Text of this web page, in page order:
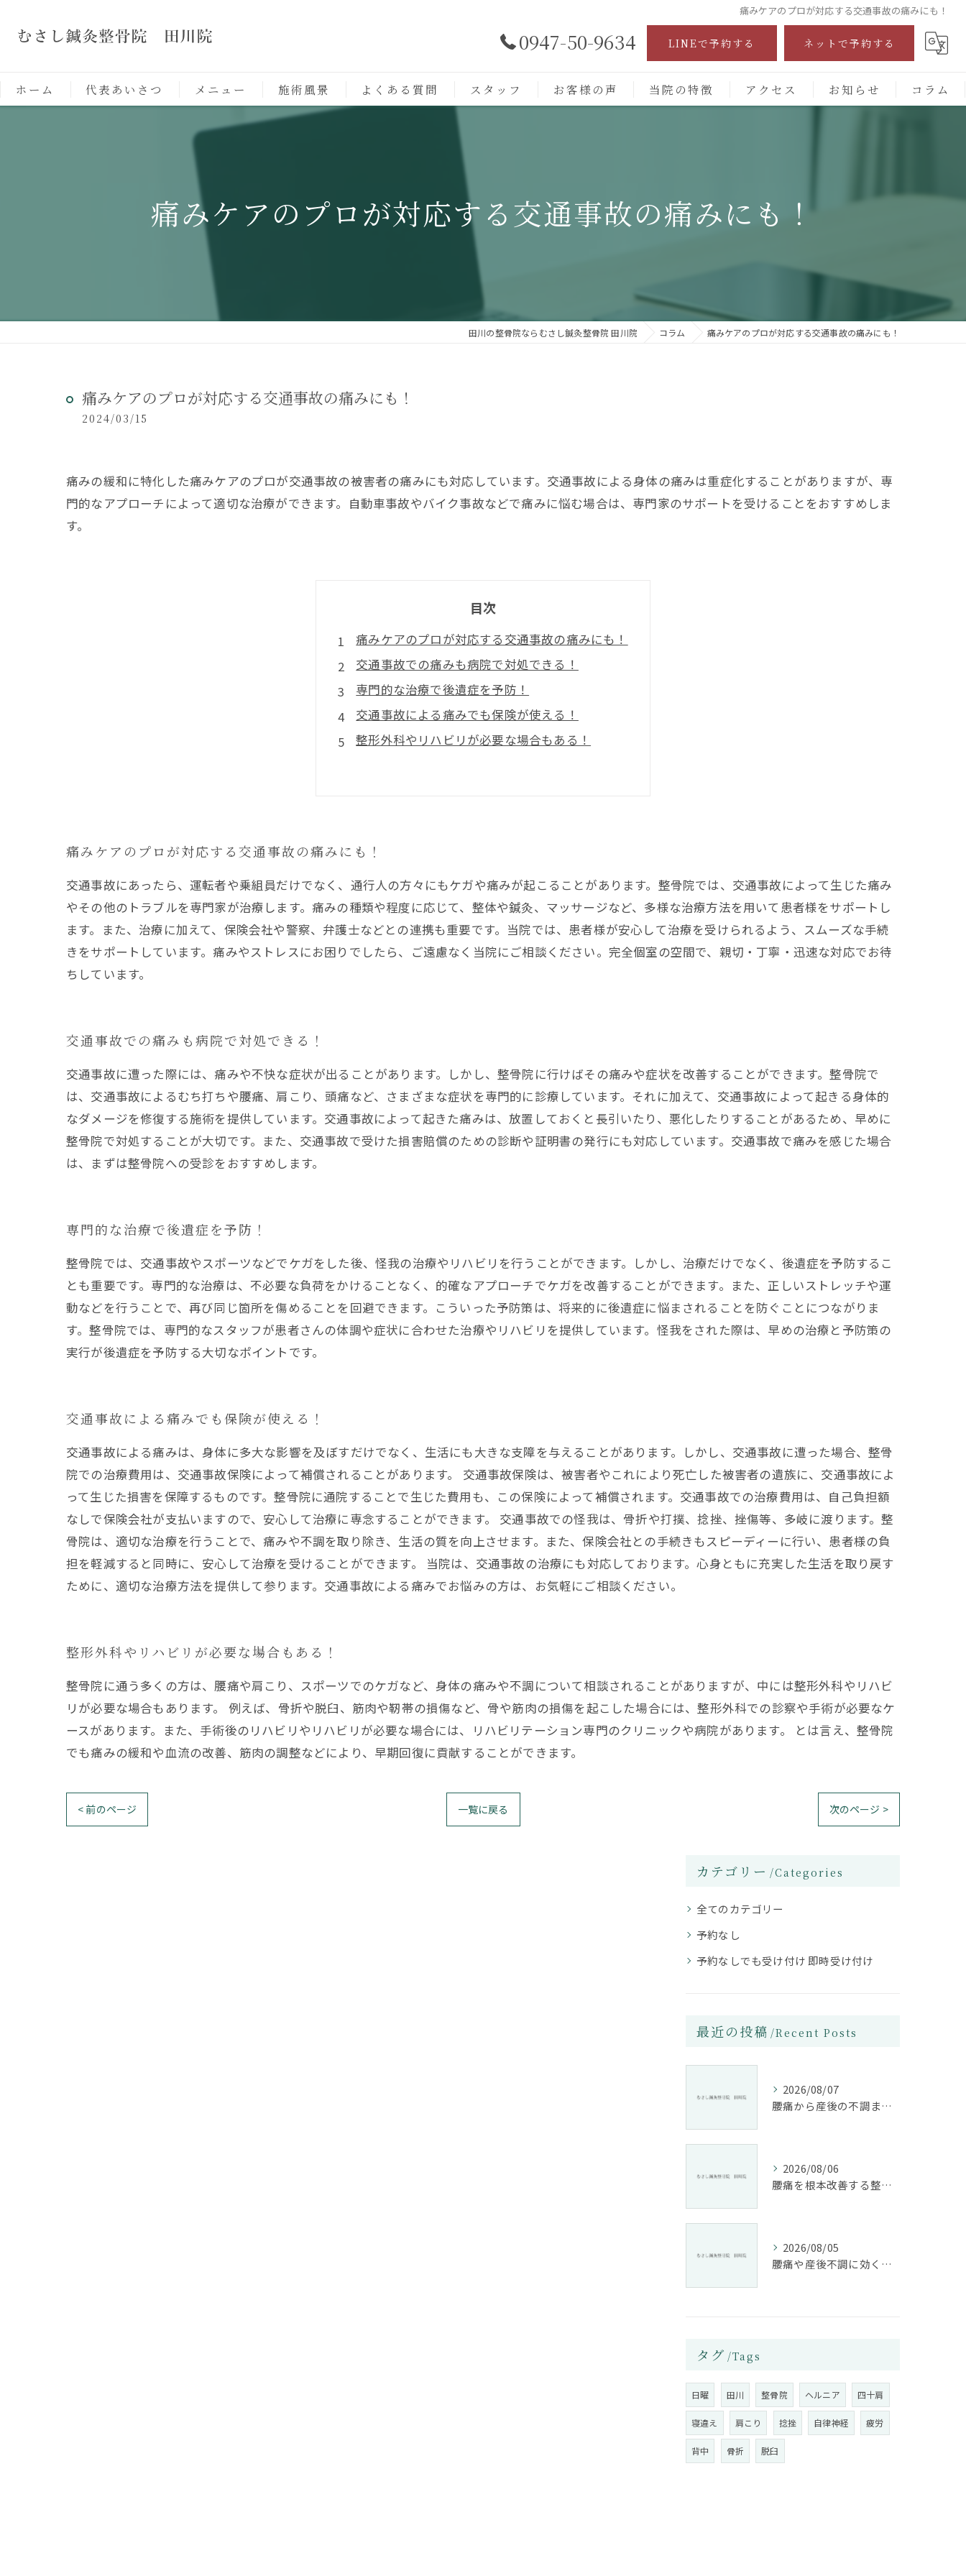
痛みケアのプロが対応する交通事故の痛みにも！
0947-50-9634 LINEで予約する ネットで予約する
ホーム 代表あいさつ メニュー 施術風景 よくある質問 スタッフ お客様の声 当院の特徴
保険施術
アクセス お知らせ コラム
痛みケアのプロが対応する交通事故の痛みにも！
田川の整骨院ならむさし鍼灸整骨院 田川院 コラム 痛みケアのプロが対応する交通事故の痛みにも！
痛みケアのプロが対応する交通事故の痛みにも！
2024/03/15
痛みの緩和に特化した痛みケアのプロが交通事故の被害者の痛みにも対応しています。交通事故による身体の痛みは重症化することがありますが、専
門的なアプローチによって適切な治療ができます。自動車事故やバイク事故などで痛みに悩む場合は、専門家のサポートを受けることをおすすめしま
す。
目次
痛みケアのプロが対応する交通事故の痛みにも！
交通事故での痛みも病院で対処できる！
専門的な治療で後遺症を予防！
交通事故による痛みでも保険が使える！
整形外科やリハビリが必要な場合もある！
痛みケアのプロが対応する交通事故の痛みにも！
交通事故にあったら、運転者や乗組員だけでなく、通行人の方々にもケガや痛みが起こることがあります。整骨院では、交通事故によって生じた痛み
やその他のトラブルを専門家が治療します。痛みの種類や程度に応じて、整体や鍼灸、マッサージなど、多様な治療方法を用いて患者様をサポートし
ます。また、治療に加えて、保険会社や警察、弁護士などとの連携も重要です。当院では、患者様が安心して治療を受けられるよう、スムーズな手続
きをサポートしています。痛みやストレスにお困りでしたら、ご遠慮なく当院にご相談ください。完全個室の空間で、親切・丁寧・迅速な対応でお待
ちしています。
交通事故での痛みも病院で対処できる！
交通事故に遭った際には、痛みや不快な症状が出ることがあります。しかし、整骨院に行けばその痛みや症状を改善することができます。整骨院で
は、交通事故によるむち打ちや腰痛、肩こり、頭痛など、さまざまな症状を専門的に診療しています。それに加えて、交通事故によって起きる身体的
なダメージを修復する施術を提供しています。交通事故によって起きた痛みは、放置しておくと長引いたり、悪化したりすることがあるため、早めに
整骨院で対処することが大切です。また、交通事故で受けた損害賠償のための診断や証明書の発行にも対応しています。交通事故で痛みを感じた場合
は、まずは整骨院への受診をおすすめします。
専門的な治療で後遺症を予防！
整骨院では、交通事故やスポーツなどでケガをした後、怪我の治療やリハビリを行うことができます。しかし、治療だけでなく、後遺症を予防するこ
とも重要です。専門的な治療は、不必要な負荷をかけることなく、的確なアプローチでケガを改善することができます。また、正しいストレッチや運
動などを行うことで、再び同じ箇所を傷めることを回避できます。こういった予防策は、将来的に後遺症に悩まされることを防ぐことにつながりま
す。整骨院では、専門的なスタッフが患者さんの体調や症状に合わせた治療やリハビリを提供しています。怪我をされた際は、早めの治療と予防策の
実行が後遺症を予防する大切なポイントです。
交通事故による痛みでも保険が使える！
交通事故による痛みは、身体に多大な影響を及ぼすだけでなく、生活にも大きな支障を与えることがあります。しかし、交通事故に遭った場合、整骨
院での治療費用は、交通事故保険によって補償されることがあります。 交通事故保険は、被害者やこれにより死亡した被害者の遺族に、交通事故によ
って生じた損害を保障するものです。整骨院に通院することで生じた費用も、この保険によって補償されます。交通事故での治療費用は、自己負担額
なしで保険会社が支払いますので、安心して治療に専念することができます。 交通事故での怪我は、骨折や打撲、捻挫、挫傷等、多岐に渡ります。整
骨院は、適切な治療を行うことで、痛みや不調を取り除き、生活の質を向上させます。また、保険会社との手続きもスピーディーに行い、患者様の負
担を軽減すると同時に、安心して治療を受けることができます。 当院は、交通事故の治療にも対応しております。心身ともに充実した生活を取り戻す
ために、適切な治療方法を提供して参ります。交通事故による痛みでお悩みの方は、お気軽にご相談ください。
整形外科やリハビリが必要な場合もある！
整骨院に通う多くの方は、腰痛や肩こり、スポーツでのケガなど、身体の痛みや不調について相談されることがありますが、中には整形外科やリハビ
リが必要な場合もあります。 例えば、骨折や脱臼、筋肉や靭帯の損傷など、骨や筋肉の損傷を起こした場合には、整形外科での診察や手術が必要なケ
ースがあります。また、手術後のリハビリやリハビリが必要な場合には、リハビリテーション専門のクリニックや病院があります。 とは言え、整骨院
でも痛みの緩和や血流の改善、筋肉の調整などにより、早期回復に貢献することができます。
< 前のページ 一覧に戻る 次のページ >
カテゴリー Categories
全てのカテゴリー
予約なし
予約なしでも受け付け 即時受け付け
最近の投稿 Recent Posts
2026/08/07
腰痛から産後の不調まで整骨院で根本改善する方法
2026/08/06
腰痛を根本改善する整骨院の施術とアドバイスの重要性
2026/08/05
腰痛や産後不調に効く整骨院の施術と姿勢改善法
タグ Tags
日曜 田川 整骨院 ヘルニア 四十肩
寝違え 肩こり 捻挫 自律神経 疲労
背中 骨折 脱臼